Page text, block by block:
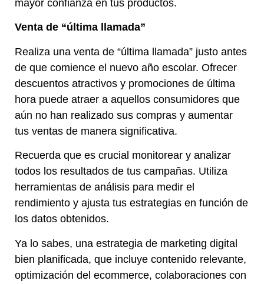
mayor confianza en tus productos.
Venta de “última llamada”
Realiza una venta de “última llamada” justo antes
de que comience el nuevo año escolar. Ofrecer
descuentos atractivos y promociones de última
hora puede atraer a aquellos consumidores que
aún no han realizado sus compras y aumentar
tus ventas de manera significativa.
Recuerda que es crucial monitorear y analizar
todos los resultados de tus campañas. Utiliza
herramientas de análisis para medir el
rendimiento y ajusta tus estrategias en función de
los datos obtenidos.
Ya lo sabes, una estrategia de marketing digital
bien planificada, que incluye contenido relevante,
optimización del ecommerce, colaboraciones con